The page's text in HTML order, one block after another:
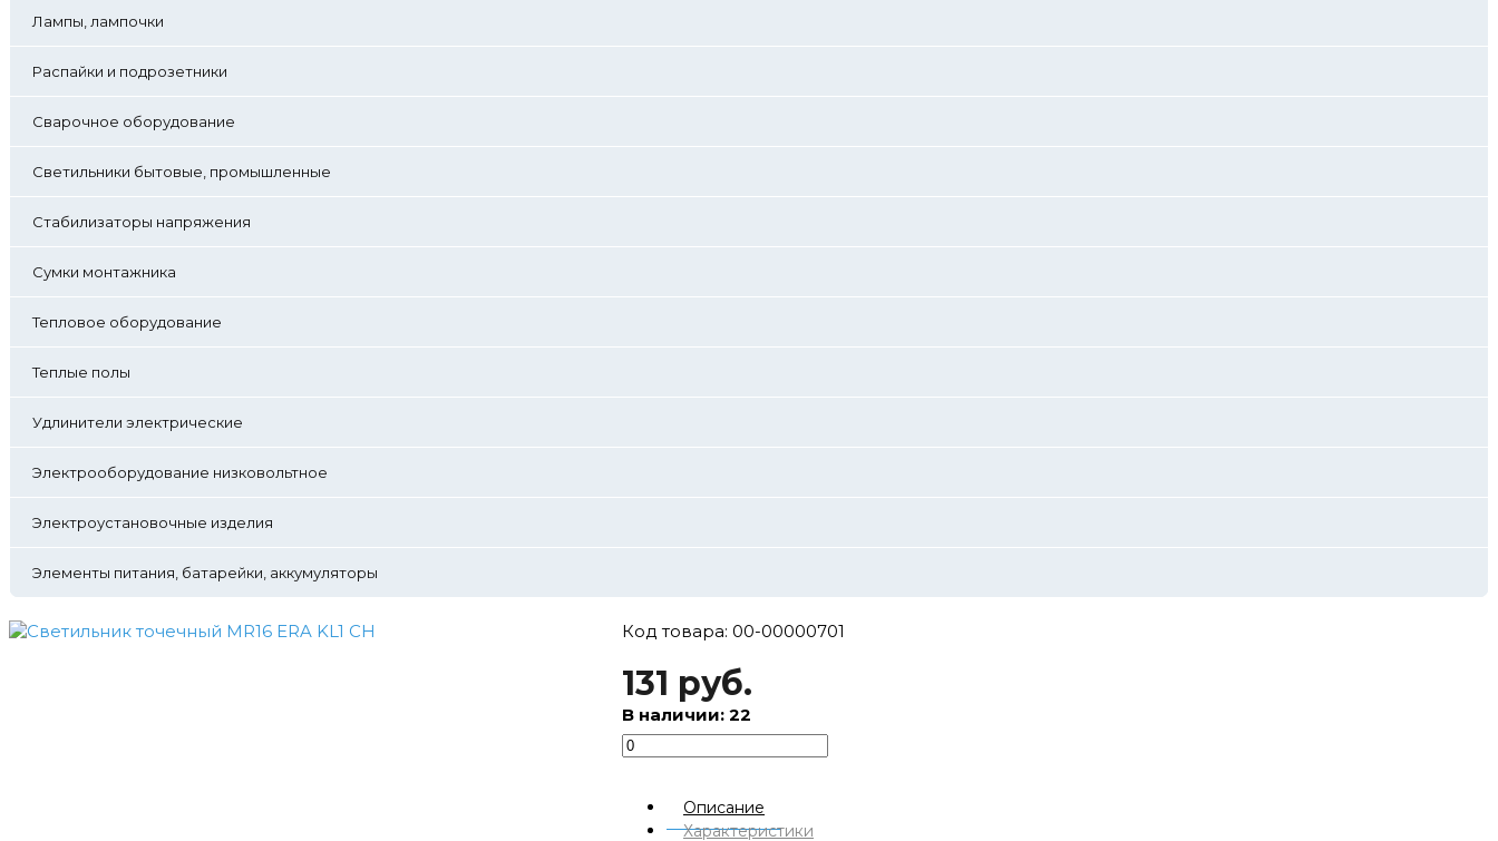
Лампы, лампочки
Распайки и подрозетники
Сварочное оборудование
Светильники бытовые, промышленные
Стабилизаторы напряжения
Сумки монтажника
Тепловое оборудование
Теплые полы
Удлинители электрические
Электрооборудование низковольтное
Электроустановочные изделия
Элементы питания, батарейки, аккумуляторы
Код товара: 00-00000701
131 руб.
В наличии: 22
Описание
Характеристики